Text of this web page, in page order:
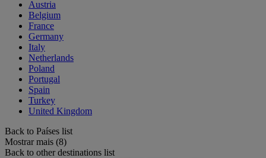
Austria
Belgium
France
Germany
Italy
Netherlands
Poland
Portugal
Spain
Turkey
United Kingdom
Back to Países list
Mostrar mais (8)
Back to other destinations list